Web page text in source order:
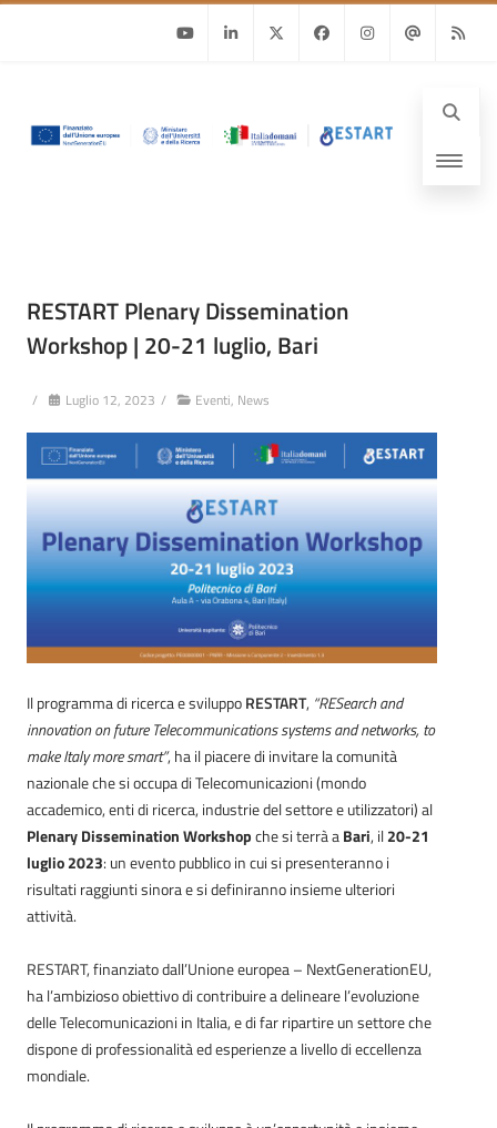
RESTART Plenary Dissemination
Workshop | 20-21 luglio, Bari
/ Luglio 12, 2023 / Eventi, News
Il programma di ricerca e sviluppoRESTART, “RESearch and
innovation on future Telecommunications systems and networks, to
make Italy more smart”, ha il piacere di invitare la comunità
nazionale che si occupa di Telecomunicazioni (mondo
accademico, enti di ricerca, industrie del settore e utilizzatori) al
Plenary Dissemination Workshopche si terrà aBari, il20-21
luglio 2023: un evento pubblico in cui si presenteranno i
risultati raggiunti sinora e si definiranno insieme ulteriori
attività.
RESTART, finanziato dall’Unione europea – NextGenerationEU,
ha l’ambizioso obiettivo di contribuire a delineare l’evoluzione
delle Telecomunicazioni in Italia, e di far ripartire un settore che
dispone di professionalità ed esperienze a livello di eccellenza
mondiale.